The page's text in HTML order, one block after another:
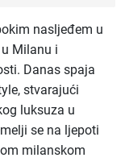
nasljeđem u
Milanu i
Danas spaja
stvarajući
luksuza u
se na ljepoti
milanskom